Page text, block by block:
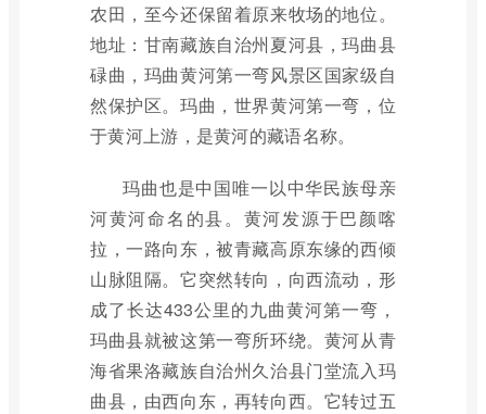
农田，至今还保留着原来牧场的地位。
地址：甘南藏族自治州夏河县，玛曲县
碌曲，玛曲黄河第一弯风景区国家级自
然保护区。玛曲，世界黄河第一弯，位
于黄河上游，是黄河的藏语名称。
玛曲也是中国唯一以中华民族母亲
河黄河命名的县。黄河发源于巴颜喀
拉，一路向东，被青藏高原东缘的西倾
山脉阻隔。它突然转向，向西流动，形
成了长达433公里的九曲黄河第一弯，
玛曲县就被这第一弯所环绕。黄河从青
海省果洛藏族自治州久治县门堂流入玛
曲县，由西向东，再转向西。它转过五